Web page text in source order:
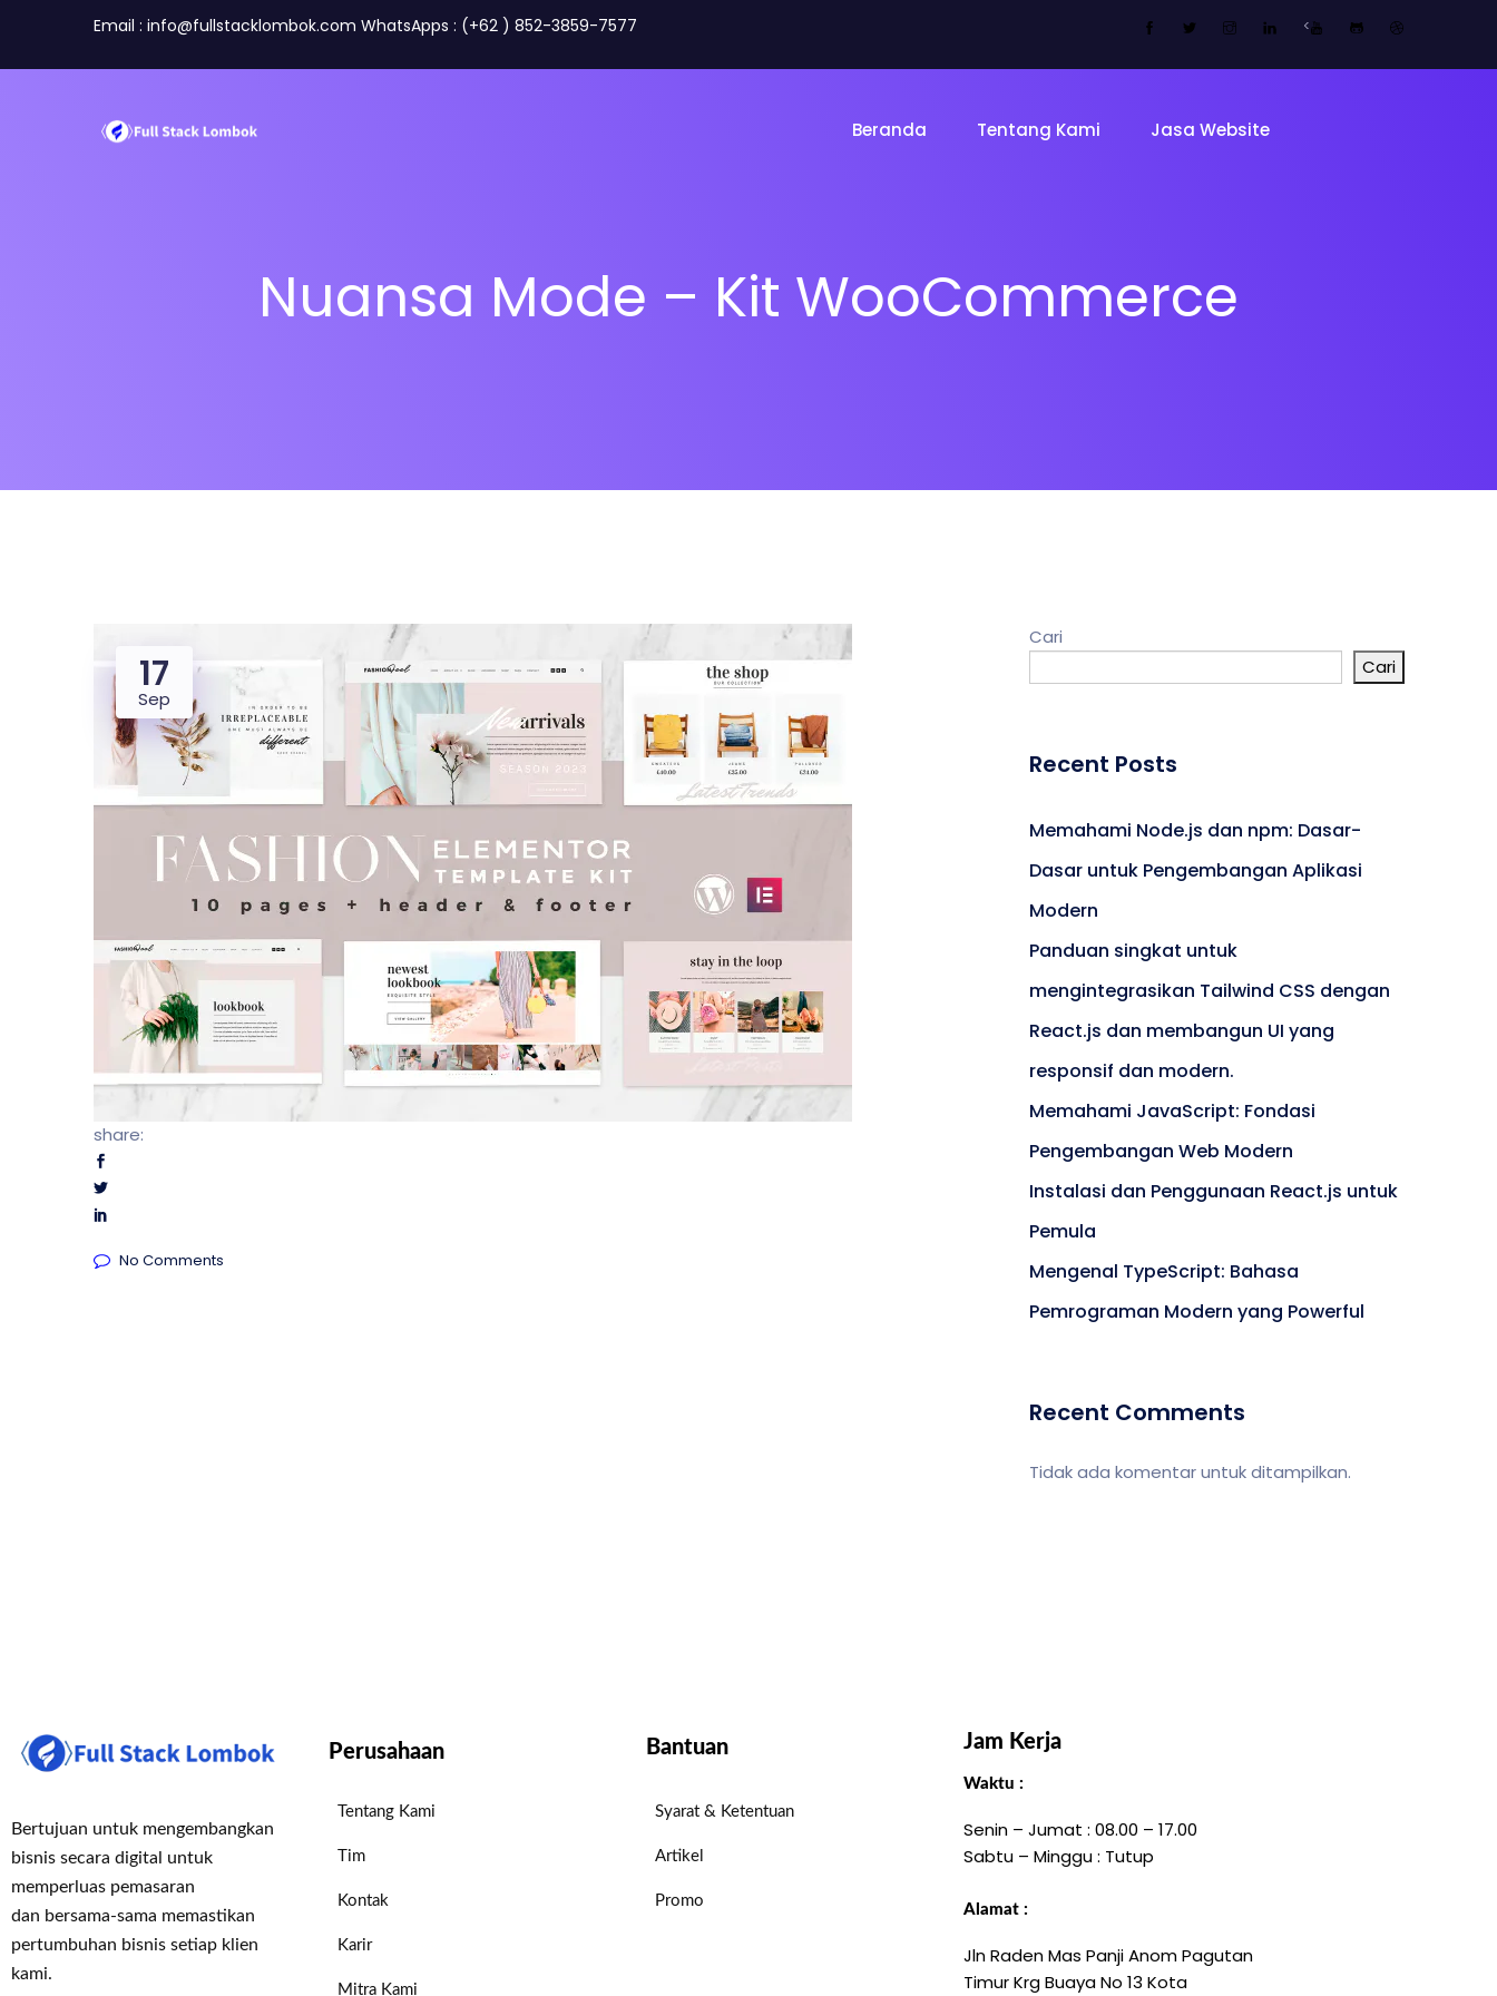
Email : info@fullstacklombok.com WhatsApps : (+62 ) 852-3859-7577 <
Beranda Tentang Kami
Mitra
Jasa Website
Dealer Property Kuliner Umroh Portal Berita
Nuansa Mode – Kit WooCommerce
17
Sep
share:
No Comments
Cari
Cari
Recent Posts
Memahami Node.js dan npm: Dasar-
Dasar untuk Pengembangan Aplikasi
Modern
Panduan singkat untuk
mengintegrasikan Tailwind CSS dengan
React.js dan membangun UI yang
responsif dan modern.
Memahami JavaScript: Fondasi
Pengembangan Web Modern
Instalasi dan Penggunaan React.js untuk
Pemula
Mengenal TypeScript: Bahasa
Pemrograman Modern yang Powerful
Recent Comments
Tidak ada komentar untuk ditampilkan.
Bertujuan untuk mengembangkan
bisnis secara digital untuk
memperluas pemasaran
dan bersama-sama memastikan
pertumbuhan bisnis setiap klien
kami.
Perusahaan
Tentang Kami
Tim
Kontak
Karir
Mitra Kami
Bantuan
Syarat & Ketentuan
Artikel
Promo
Jam Kerja
Waktu :
Senin – Jumat : 08.00 – 17.00
Sabtu – Minggu : Tutup
Alamat :
Jln Raden Mas Panji Anom Pagutan
Timur Krg Buaya No 13 Kota